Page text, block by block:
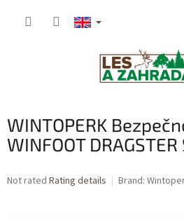
WINTOPERK
WINFOOT DRAGSTER
The
Not rated Rating details Brand: